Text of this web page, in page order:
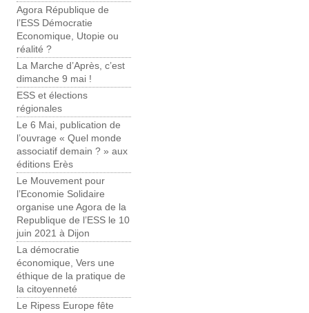
Agora République de
l’ESS Démocratie
Economique, Utopie ou
réalité ?
La Marche d’Après, c’est
dimanche 9 mai !
ESS et élections
régionales
Le 6 Mai, publication de
l’ouvrage « Quel monde
associatif demain ? » aux
éditions Erès
Le Mouvement pour
l’Economie Solidaire
organise une Agora de la
Republique de l’ESS le 10
juin 2021 à Dijon
La démocratie
économique, Vers une
éthique de la pratique de
la citoyenneté
Le Ripess Europe fête